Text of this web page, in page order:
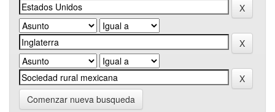
Comenzar nueva busqueda